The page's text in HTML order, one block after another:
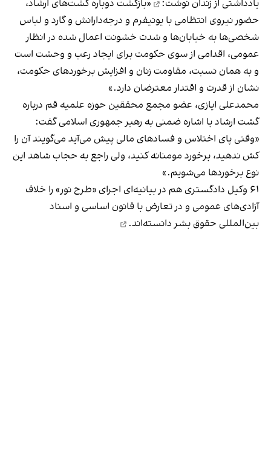
یادداشتی از زندان نوشت:
«بازگشت دوباره گشت‌های ارشاد،
حضور نیروی انتظامی با یونیفرم و درجه‌دارانش و گارد و لباس
شخصی‌ها به خیابان‌ها و شدت خشونت اعمال شده در انظار
عمومی، اقدامی از سوی حکومت برای ایجاد رعب و وحشت است
و به همان نسبت، مقاومت زنان و افزایش برخوردهای حکومت،
نشان از قدرت و اقتدار معترضان دارد.»
محمدعلی ایازی، عضو مجمع محققین حوزه علمیه قم درباره
گشت ارشاد با اشاره ضمنی به رهبر جمهوری اسلامیگفت:
«وقتی پای اختلاس و فسادهای مالی پیش می‌آید می‌گویند آن را
کش ندهید، برخورد مومنانه کنید، ولی راجع به حجاب شاهد این
نوع برخوردها می‌شویم.»
۶۱ وکیل دادگستری هم در بیانیه‌ای اجرای «طرح نور» را خلاف
آزادی‌های عمومی و در تعارض با قانون اساسی و اسناد
بین‌المللی حقوق بشر دانسته‌اند.